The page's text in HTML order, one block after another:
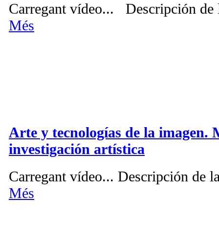
Carregant vídeo... Descripción de
Més
Arte y tecnologías de la imagen.
investigación artística
Carregant vídeo... Descripción de
Més